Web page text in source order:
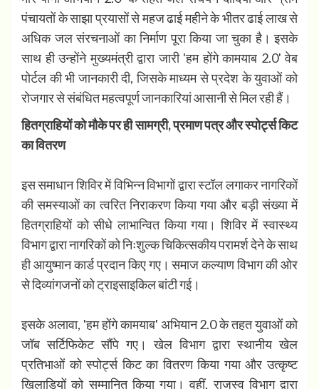
पंचायतों के साझा प्रयासों से महज ढाई महीने के भीतर ढाई लाख से
अधिक जल संरचनाओं का निर्माण पूरा किया जा चुका है। इसके
साथ ही उन्होंने मुख्यमंत्री द्वारा जारी 'हम होंगे कामयाब 2.0' वेब
पोर्टल की भी जानकारी दी, जिसके माध्यम से प्रदेश के युवाओं को
रोजगार से संबंधित महत्वपूर्ण जानकारियां आसानी से मिल रही हैं।
हितग्राहियों को मौके पर ही सामग्री, प्रमाण पत्र और स्पोर्ट्स किट
का वितरण
इस समाधान शिविर में विभिन्न विभागों द्वारा स्टॉल लगाकर नागरिकों
की समस्याओं का त्वरित निराकरण किया गया और बड़ी संख्या में
हितग्राहियों को सीधे लाभान्वित किया गया। शिविर में स्वास्थ्य
विभाग द्वारा नागरिकों को निःशुल्क चिकित्सकीय परामर्श देने के साथ
ही आयुष्मान कार्ड प्रदान किए गए। समाज कल्याण विभाग की ओर
से दिव्यांगजनों को ट्राइसाइकिल बांटी गई।
इसके अलावा, 'हम होंगे कामयाब' अभियान 2.0 के तहत युवाओं को
जॉब सर्टिफिकेट सौंपे गए। खेल विभाग द्वारा स्थानीय खेल
प्रतिभाओं को स्पोर्ट्स किट का वितरण किया गया और उत्कृष्ट
खिलाड़ियों को सम्मानित किया गया। वहीं, राजस्व विभाग द्वारा